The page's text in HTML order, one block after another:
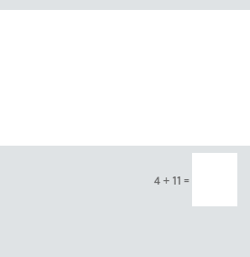
4 + 11=